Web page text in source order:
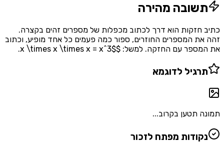
תשובה מהירה
כתיב חזקות הוא דרך לכתוב מכפלות של מספרים זהים בקצרה.
זהה את המספרים החוזרים, ספור כמה פעמים כל אחד מופיע, וכתוב
את המספר עם החזקה. למשל: $x \times x \times x = x^3$.
תרגיל לדוגמא
תמונה תטען בקרוב...
נקודות מפתח לזכור